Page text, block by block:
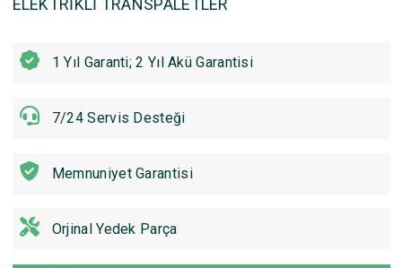
ELEKTRİKLİ TRANSPALETLER
1 Yıl Garanti; 2 Yıl Akü Garantisi
7/24 Servis Desteği
Memnuniyet Garantisi
Orjinal Yedek Parça